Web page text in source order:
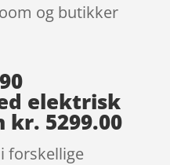
og butikker
elektrisk
kr. 5299.00
forskellige